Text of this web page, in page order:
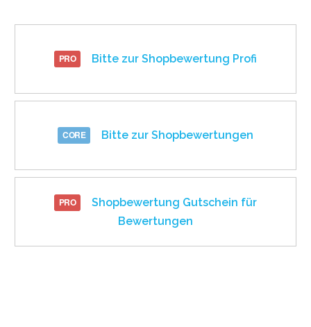
Bitte zur Shopbewertung Profi
Bitte zur Shopbewertungen
Shopbewertung Gutschein für
Bewertungen